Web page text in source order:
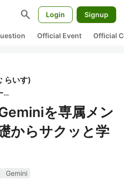
search Login Signup
Official Event Official
らいす)
オブジェクティブグループ
を専属メン
からサクッと学
Gemini